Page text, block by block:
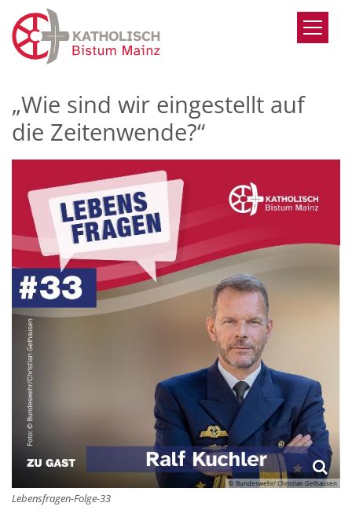
Zum Inhalt springen
„Wie sind wir eingestellt auf
die Zeitenwende?“
© Bundeswehr/ Christian Gelhausen
Lebensfragen-Folge-33